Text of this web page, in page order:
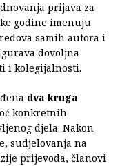
prijava za
godine imenuju
samih autora i
dovoljna
i kolegijalnosti.
dva kruga
konkretnih
djela. Nakon
sudjelovanja na
prijevoda, članovi